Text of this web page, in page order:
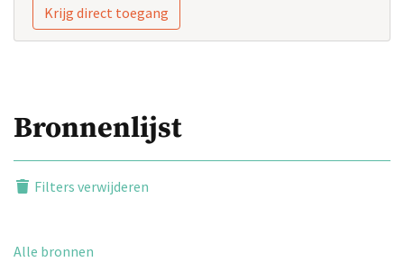
Krijg direct toegang
Bronnenlijst
Filters verwijderen
Alle bronnen